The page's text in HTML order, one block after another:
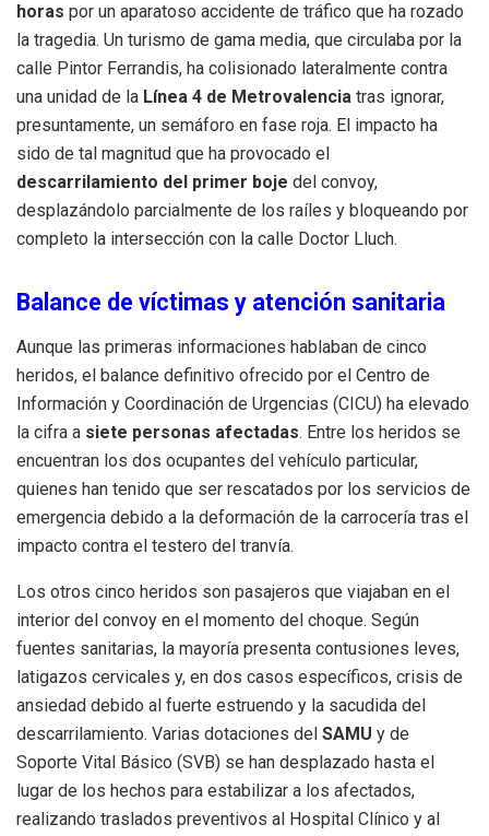
horas por un aparatoso accidente de tráfico que ha rozado
la tragedia. Un turismo de gama media, que circulaba por la
calle Pintor Ferrandis, ha colisionado lateralmente contra
una unidad de la Línea 4 de Metrovalencia tras ignorar,
presuntamente, un semáforo en fase roja. El impacto ha
sido de tal magnitud que ha provocado el
descarrilamiento del primer boje del convoy,
desplazándolo parcialmente de los raíles y bloqueando por
completo la intersección con la calle Doctor Lluch.
Balance de víctimas y atención sanitaria
Aunque las primeras informaciones hablaban de cinco
heridos, el balance definitivo ofrecido por el Centro de
Información y Coordinación de Urgencias (CICU) ha elevado
la cifra a siete personas afectadas. Entre los heridos se
encuentran los dos ocupantes del vehículo particular,
quienes han tenido que ser rescatados por los servicios de
emergencia debido a la deformación de la carrocería tras el
impacto contra el testero del tranvía.
Los otros cinco heridos son pasajeros que viajaban en el
interior del convoy en el momento del choque. Según
fuentes sanitarias, la mayoría presenta contusiones leves,
latigazos cervicales y, en dos casos específicos, crisis de
ansiedad debido al fuerte estruendo y la sacudida del
descarrilamiento. Varias dotaciones del SAMU y de
Soporte Vital Básico (SVB) se han desplazado hasta el
lugar de los hechos para estabilizar a los afectados,
realizando traslados preventivos al Hospital Clínico y al